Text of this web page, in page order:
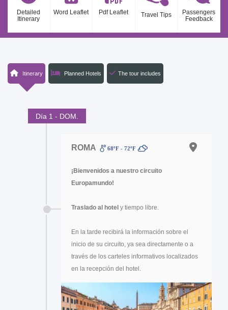
Detailed
Itinerary
Word Leaflet Pdf Leaflet Travel Tips
Passengers
Feedback
Itinerary Planned Hotels The tour includes
Día 1 - DOM.
ROMA 68ºF - 72ºF
¡Bienvenidos a nuestro circuito
Europamundo!
Traslado al hotel y tiempo libre.
En la tarde recibirá la información sobre el
inicio de su circuito, ya sea directamente o a
través de los carteles informativos localizados
en la recepción del hotel.